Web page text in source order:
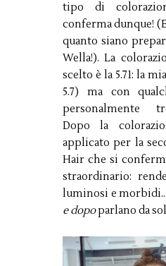
tipo di
conferma dunque!
quanto siano
Wella!). La
scelto è la 5.71: la
5.7) ma con
personalmente
Dopo la
applicato per la
Hair che si
straordinario:
luminosi e
e dopoparlano da